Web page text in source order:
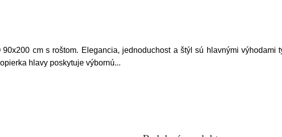
cm s roštom. Elegancia, jednoduchost a štýl sú hlavnými výhodami
hlavy poskytuje výbornú...